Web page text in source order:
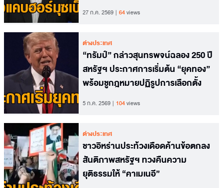
27 ก.ค. 2569 64views
ต่างประเทศ
“ทรัมป์” กล่าวสุนทรพจน์ฉลอง 250 ปี
สหรัฐฯ ประกาศการเริ่มต้น “ยุคทอง”
พร้อมชูกฎหมายปฏิรูปการเลือกตั้ง
5 ก.ค. 2569 104views
ต่างประเทศ
ชาวอิหร่านประท้วงเดือดค้านข้อตกลง
สันติภาพสหรัฐฯ ทวงคืนความ
ยุติธรรมให้ “คาเมเนอี”